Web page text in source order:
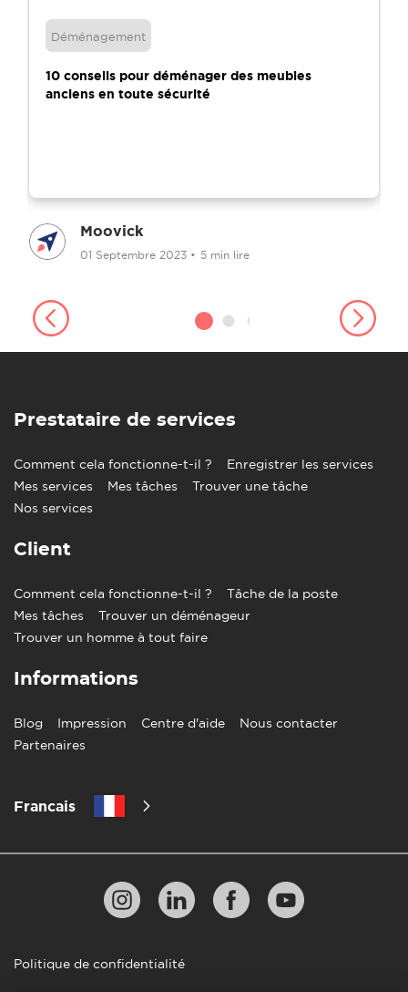
Déménagement
10 conseils pour déménager des meubles
anciens en toute sécurité
Moovick
01 Septembre 2023 • 5 min lire
Prestataire de services
Comment cela fonctionne-t-il ?
Enregistrer les services
Mes services
Mes tâches
Trouver une tâche
Nos services
Client
Comment cela fonctionne-t-il ?
Tâche de la poste
Mes tâches
Trouver un déménageur
Trouver un homme à tout faire
Informations
Blog Impression Centre d'aide
Nous contacter
Partenaires
Francais
Politique de confidentialité